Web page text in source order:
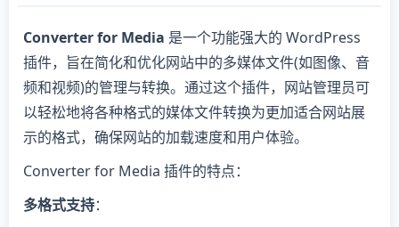
Converter for Media 是一个功能强大的 WordPress
插件，旨在简化和优化网站中的多媒体文件(如图像、音
频和视频)的管理与转换。通过这个插件，网站管理员可
以轻松地将各种格式的媒体文件转换为更加适合网站展
示的格式，确保网站的加载速度和用户体验。
Converter for Media 插件的特点：
多格式支持：